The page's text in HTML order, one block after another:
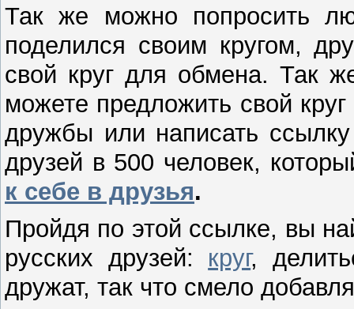
Так же можно попросить
поделился своим кругом,
свой круг для обмена. Так
можете предложить свой
дружбы или написать
друзей в 500 человек,
к себе в друзья.
Пройдя по этой ссылке, вы
русских друзей: круг,
дружат, так что смело